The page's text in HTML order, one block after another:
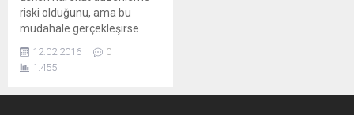
riski olduğunu, ama bu
müdahale gerçekleşirse
koyacaklarını’ söyledi.
Suriye Devlet Başkanı Beşar
12.02.2016
0
1.455